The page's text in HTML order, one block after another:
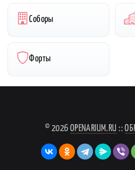
Соборы
Форты
© 2026 OPENARIUM.RU ::